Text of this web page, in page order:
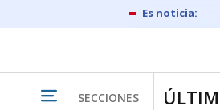
SECCIONES